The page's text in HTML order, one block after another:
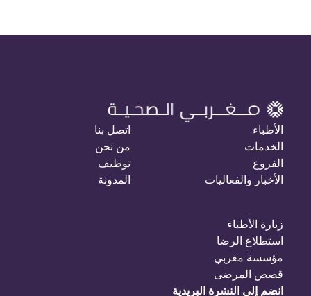
الأطباء
الخدمات
الفروع
الأخبار والفعاليات
اتصل بنا
من نحن
توظيف
المدونة
زيارة الأطباء
استطلاع الرضا
مؤسسة مغربي
قصص المرضى
انضم إلى النشرة البريدية